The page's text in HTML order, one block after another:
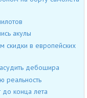
акулы
скидки в европейских
дебошира
реальность
до конца лета